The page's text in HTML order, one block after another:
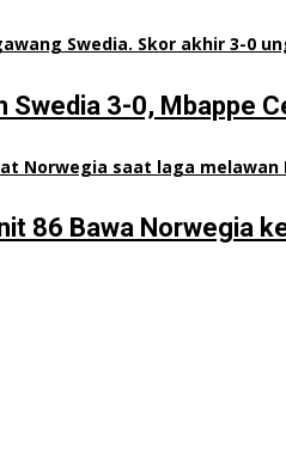
Swedia 3-0, Mbappe
86 Bawa Norwegia